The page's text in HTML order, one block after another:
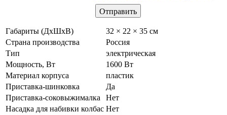
Габариты (ДхШхВ)
32 × 22 × 35 см
Страна производства
Россия
Тип
электрическая
Мощность, Вт
1600 Вт
Материал корпуса
пластик
Приставка-шинковка
Да
Приставка-соковыжималка
Нет
Насадка для набивки колбас Нет